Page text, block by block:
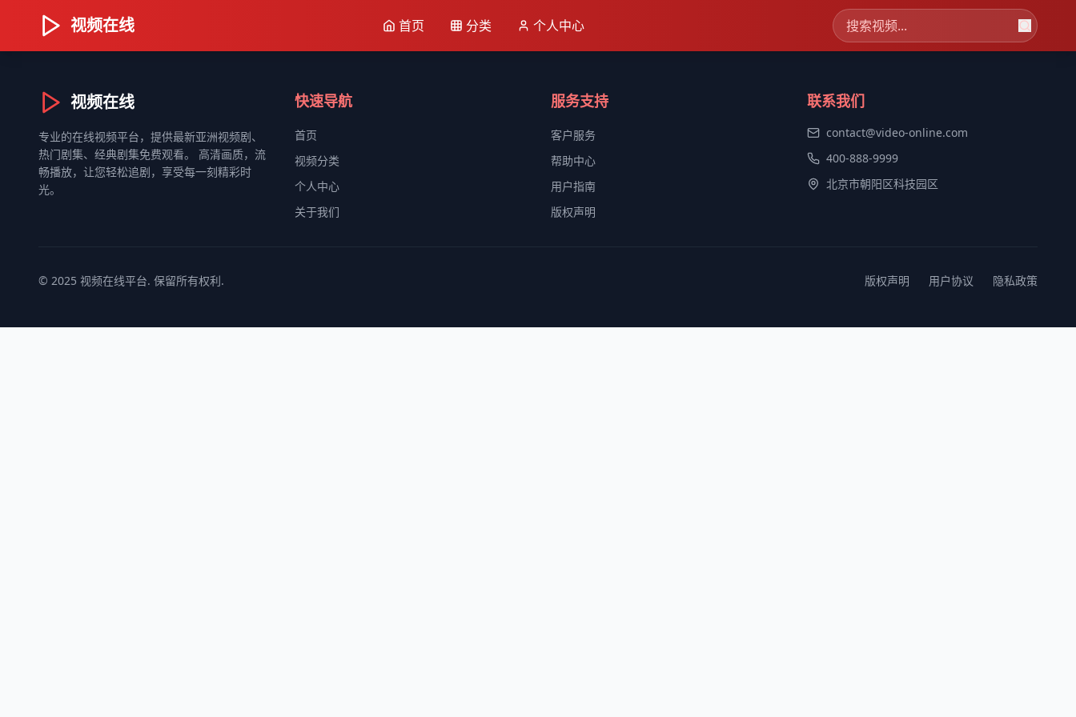
视频在线 首页 分类 个人中心
视频在线
专业的在线视频平台，提供最新亚洲视频剧、
热门剧集、经典剧集免费观看。 高清画质，流
畅播放，让您轻松追剧，享受每一刻精彩时
光。
快速导航
首页
视频分类
个人中心
关于我们
服务支持
客户服务
帮助中心
用户指南
版权声明
联系我们
contact@video-online.com
400-888-9999
北京市朝阳区科技园区
© 2025 视频在线平台. 保留所有权利. 版权声明 用户协议 隐私政策